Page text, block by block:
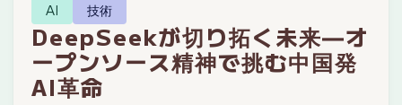
AI 技術
DeepSeekが切り拓く未来―オ
ープンソース精神で挑む中国発
AI革命